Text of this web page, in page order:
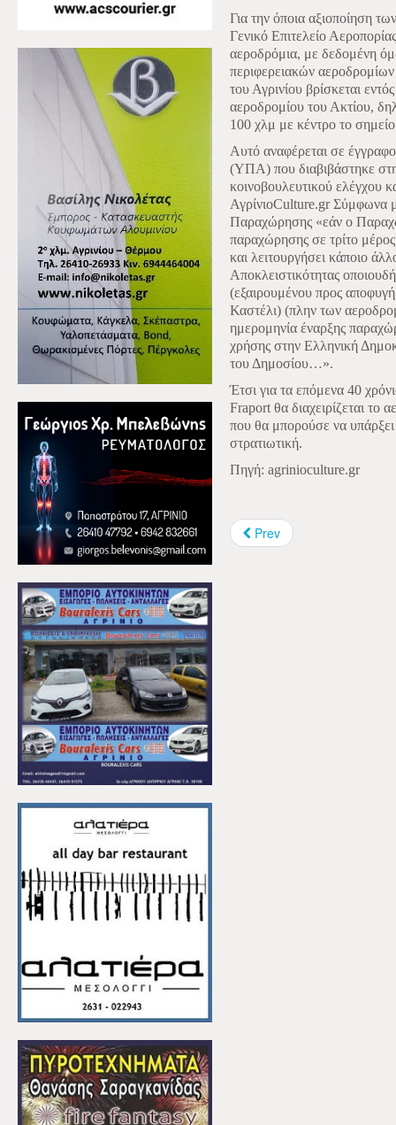
Για την όποια αξιοποίηση
Γενικό Επιτελείο
αεροδρόμια, με δεδομένη
περιφερειακών αεροδρομίων
του Αγρινίου βρίσκεται
αεροδρομίου του Ακτίου,
100 χλμ με κέντρο το
Αυτό αναφέρεται σε
(ΥΠΑ) που διαβιβάστηκε
κοινοβουλευτικού ελέγχου
ΑγρίνιοCulture.gr Σύμφωνα
Παραχώρησης «εάν ο
παραχώρησης σε τρίτο
και λειτουργήσει κάποιο
Αποκλειστικότητας
(εξαιρουμένου προς
Καστέλι) (πλην των
ημερομηνία έναρξης
χρήσης στην Ελληνική
του Δημοσίου…».
Έτσι για τα επόμενα 40
Fraport θα διαχειρίζεται το
που θα μπορούσε να υπάρξει
στρατιωτική.
Πηγή: agrinioculture.gr
Prev